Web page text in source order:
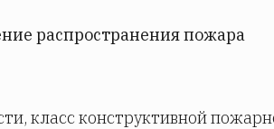
распространения пожара
класс конструктивной